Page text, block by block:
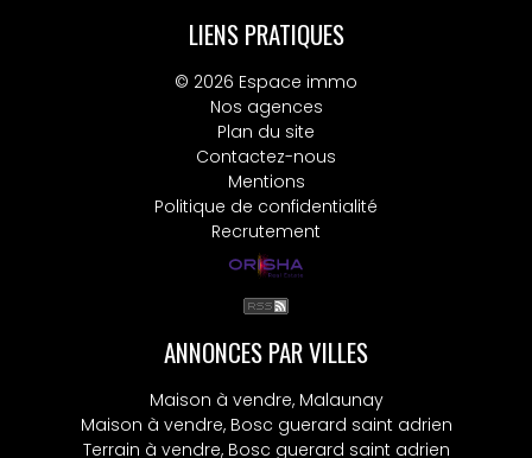
LIENS PRATIQUES
© 2026 Espace immo
Nos agences
Plan du site
Contactez-nous
Mentions
Politique de confidentialité
Recrutement
ANNONCES PAR VILLES
Maison à vendre, Malaunay
Maison à vendre, Bosc guerard saint adrien
Terrain à vendre, Bosc guerard saint adrien